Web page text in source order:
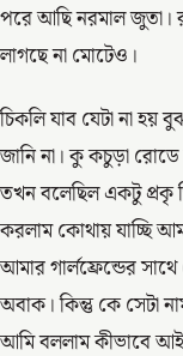
পরে আছি নরমাল জুতা।
লাগছে না মোটেও।
চিকলি যাব যেটা না হয়
জানি না। কু কচুড়া রোডে
তখন বলেছিল একটু প্রকৃ
করলাম কোথায় যাচ্ছি
আমার গার্লফ্রেন্ডের
অবাক। কিন্তু কে সেটা
আমি বললাম কীভাবে